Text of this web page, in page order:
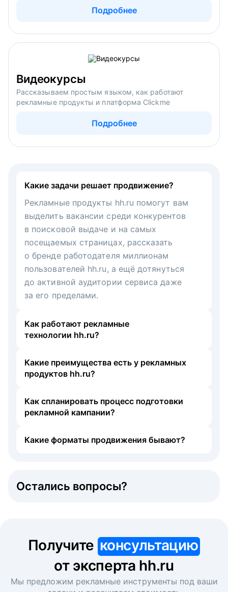
Подробнее
Видеокурсы
Рассказываем простым языком, как работают
рекламные продукты и платформа Clickme
Подробнее
Какие задачи решает продвижение?
Рекламные продукты hh.ru помогут вам
выделить вакансии среди конкурентов
в поисковой выдаче и на самых
посещаемых страницах, рассказать
о бренде работодателя миллионам
пользователей hh.ru, а ещё дотянуться
до активной аудитории сервиса даже
за его пределами.
Как работают рекламные
технологии hh.ru?
Какие преимущества есть у рекламных
продуктов hh.ru?
Как спланировать процесс подготовки
рекламной кампании?
Какие форматы продвижения бывают?
Остались вопросы?
Получите консультацию
от эксперта hh.ru
Мы предложим рекламные инструменты под ваши